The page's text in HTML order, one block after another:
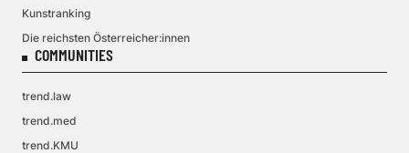
Kunstranking
Die reichsten Österreicher:innen
COMMUNITIES
trend.law
trend.med
trend.KMU